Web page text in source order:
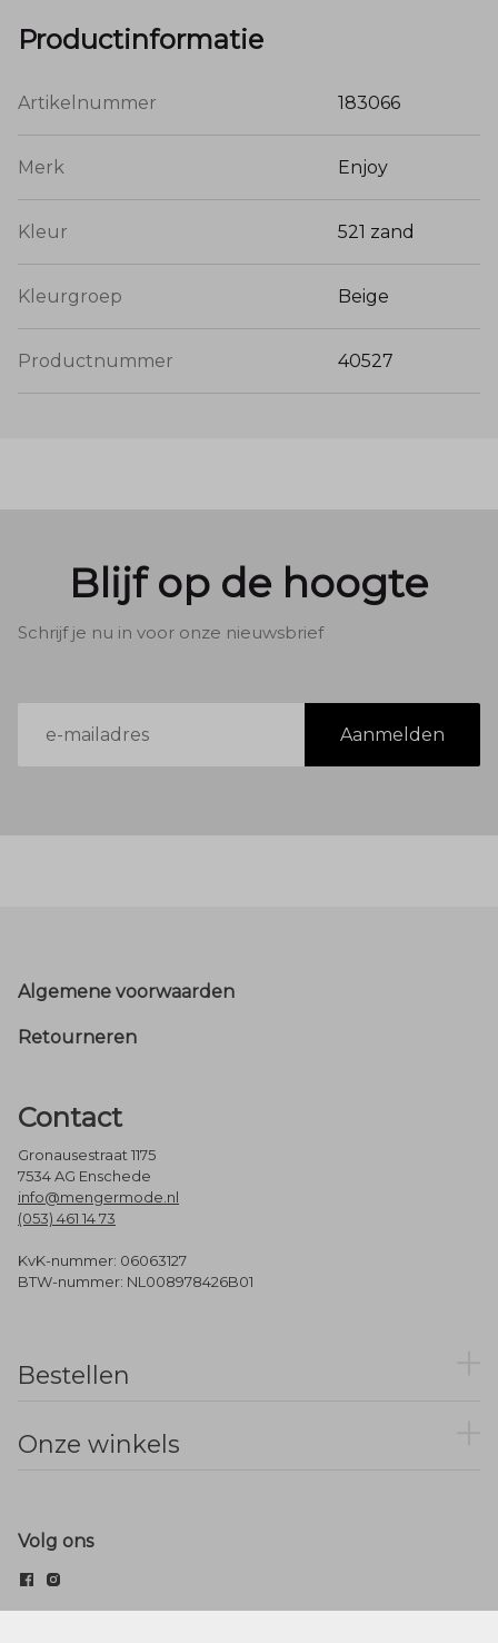
Productinformatie
Artikelnummer 183066
Merk Enjoy
Kleur 521 zand
Kleurgroep Beige
Productnummer 40527
Blijf op de hoogte
Schrijf je nu in voor onze nieuwsbrief
mailadres
Aanmelden
Footer
Algemene voorwaarden
Retourneren
Contact
Gronausestraat 1175
7534 AG Enschede
info@mengermode.nl
(053) 461 14 73
KvK-nummer: 06063127
BTW-nummer: NL008978426B01
Bestellen
Onze winkels
Volg ons